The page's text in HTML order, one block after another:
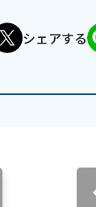
シェアする